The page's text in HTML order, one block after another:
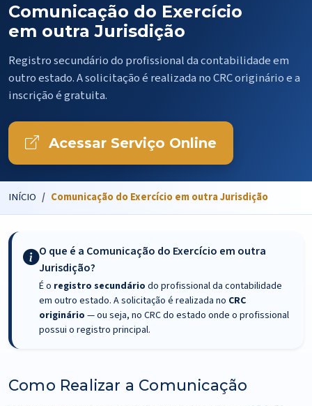
Comunicação do Exercício
em outra Jurisdição
Registro secundário do profissional da contabilidade em
outro estado. A solicitação é realizada no CRC originário e a
inscrição é gratuita.
Acessar Serviço Online
INÍCIO Comunicação do Exercício em outra Jurisdição
O que é a Comunicação do Exercício em outra
Jurisdição?
É o registro secundário do profissional da contabilidade
em outro estado. A solicitação é realizada no CRC
originário — ou seja, no CRC do estado onde o profissional
possui o registro principal.
Como Realizar a Comunicação